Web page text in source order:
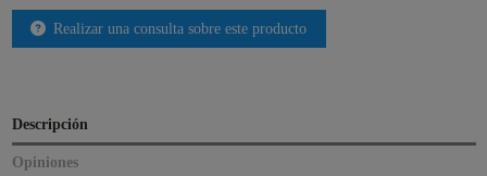
Realizar una consulta sobre este producto
Descripción
Opiniones